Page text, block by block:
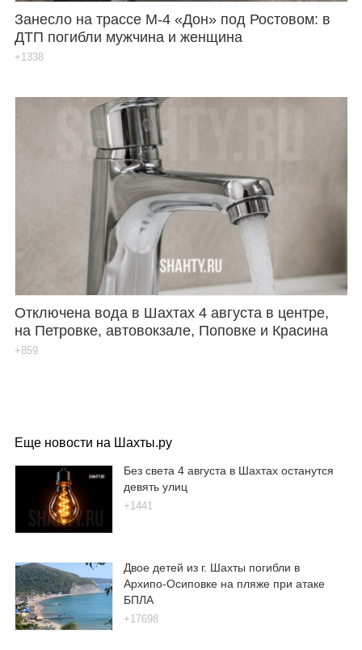
Занесло на трассе М-4 «Дон» под Ростовом: в
ДТП погибли мужчина и женщина
+1338
Отключена вода в Шахтах 4 августа в центре,
на Петровке, автовокзале, Поповке и Красина
+859
Еще новости на Шахты.ру
Без света 4 августа в Шахтах останутся
девять улиц
+1441
Двое детей из г. Шахты погибли в
Архипо-Осиповке на пляже при атаке
БПЛА
+17698